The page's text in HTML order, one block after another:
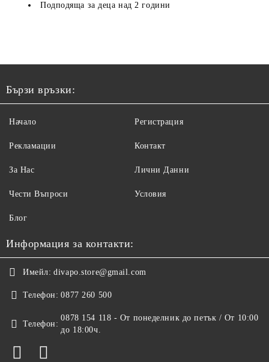
Подподяща за деца над 2 години
Бързи връзки:
Начало
Рекламации
За Нас
Чести Въпроси
Регистрация
Контакт
Лични Данни
Условия
Блог
Информация за контакти:
Имейл: divapo.store@gmail.com
Телефон: 0877 260 500
Телефон:
0878 154 118 - От понеделник до петък / От 10:00
до 18:00ч.